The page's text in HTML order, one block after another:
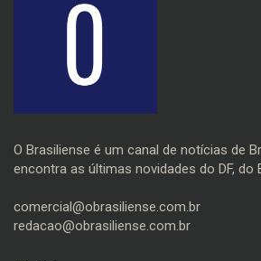
O Brasiliense é um canal de notícias de
encontra as últimas novidades do DF, do
comercial@obrasiliense.com.br
redacao@obrasiliense.com.br